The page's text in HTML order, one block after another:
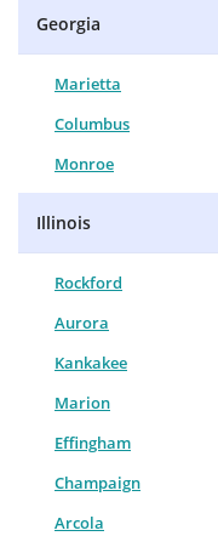
Georgia
Marietta
Columbus
Monroe
Illinois
Rockford
Aurora
Kankakee
Marion
Effingham
Champaign
Arcola